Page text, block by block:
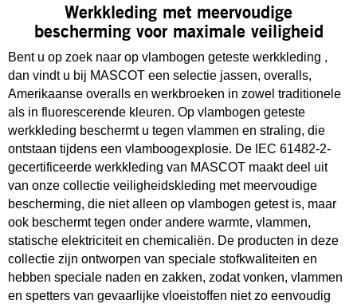
Werkkleding met meervoudige
bescherming voor maximale veiligheid
Bent u op zoek naar op vlambogen geteste werkkleding ,
dan vindt u bij MASCOT een selectie jassen, overalls,
Amerikaanse overalls en werkbroeken in zowel traditionele
als in fluorescerende kleuren. Op vlambogen geteste
werkkleding beschermt u tegen vlammen en straling, die
ontstaan tijdens een vlamboogexplosie. De IEC 61482-2-
gecertificeerde werkkleding van MASCOT maakt deel uit
van onze collectie veiligheidskleding met meervoudige
bescherming, die niet alleen op vlambogen getest is, maar
ook beschermt tegen onder andere warmte, vlammen,
statische elektriciteit en chemicaliën. De producten in deze
collectie zijn ontworpen van speciale stofkwaliteiten en
hebben speciale naden en zakken, zodat vonken, vlammen
en spetters van gevaarlijke vloeistoffen niet zo eenvoudig